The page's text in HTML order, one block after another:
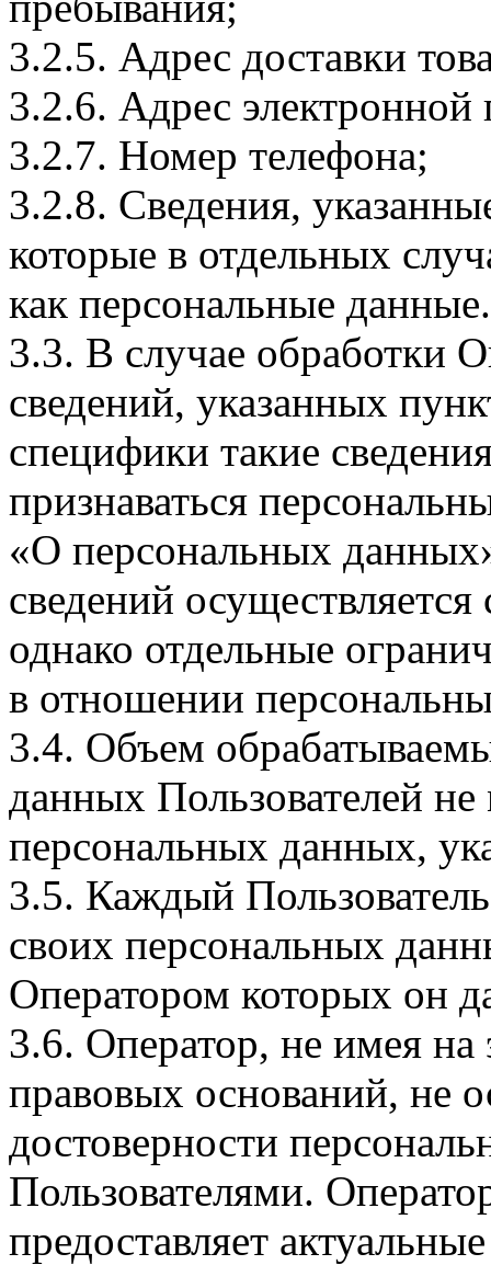
3.2.5. Адрес доставки
3.2.6. Адрес электронной
3.2.7. Номер телефона;
3.2.8. Сведения,
которые в отдельных
как персональные данные.
3.3. В случае обработки
сведений, указанных
специфики такие
признаваться
«О персональных
сведений
однако отдельные
в отношении
3.4. Объем
данных Пользователей
персональных данных,
3.5. Каждый
своих персональных
Оператором которых он
3.6. Оператор, не имея
правовых оснований, не
достоверности
Пользователями.
предоставляет